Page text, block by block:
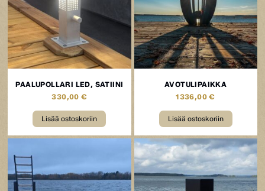
PAALUPOLLARI LED, SATIINI
330,00€
Lisää ostoskoriin
AVOTULIPAIKKA
1336,00€
Lisää ostoskoriin